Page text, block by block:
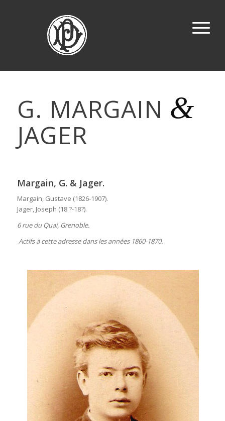
G. MARGAIN &
JAGER
Margain, G. & Jager.
Margain, Gustave (1826-1907).
Jager, Joseph (18 ?-18?).
6 rue du Quai, Grenoble.
Actifs à cette adresse dans les années 1860-1870.